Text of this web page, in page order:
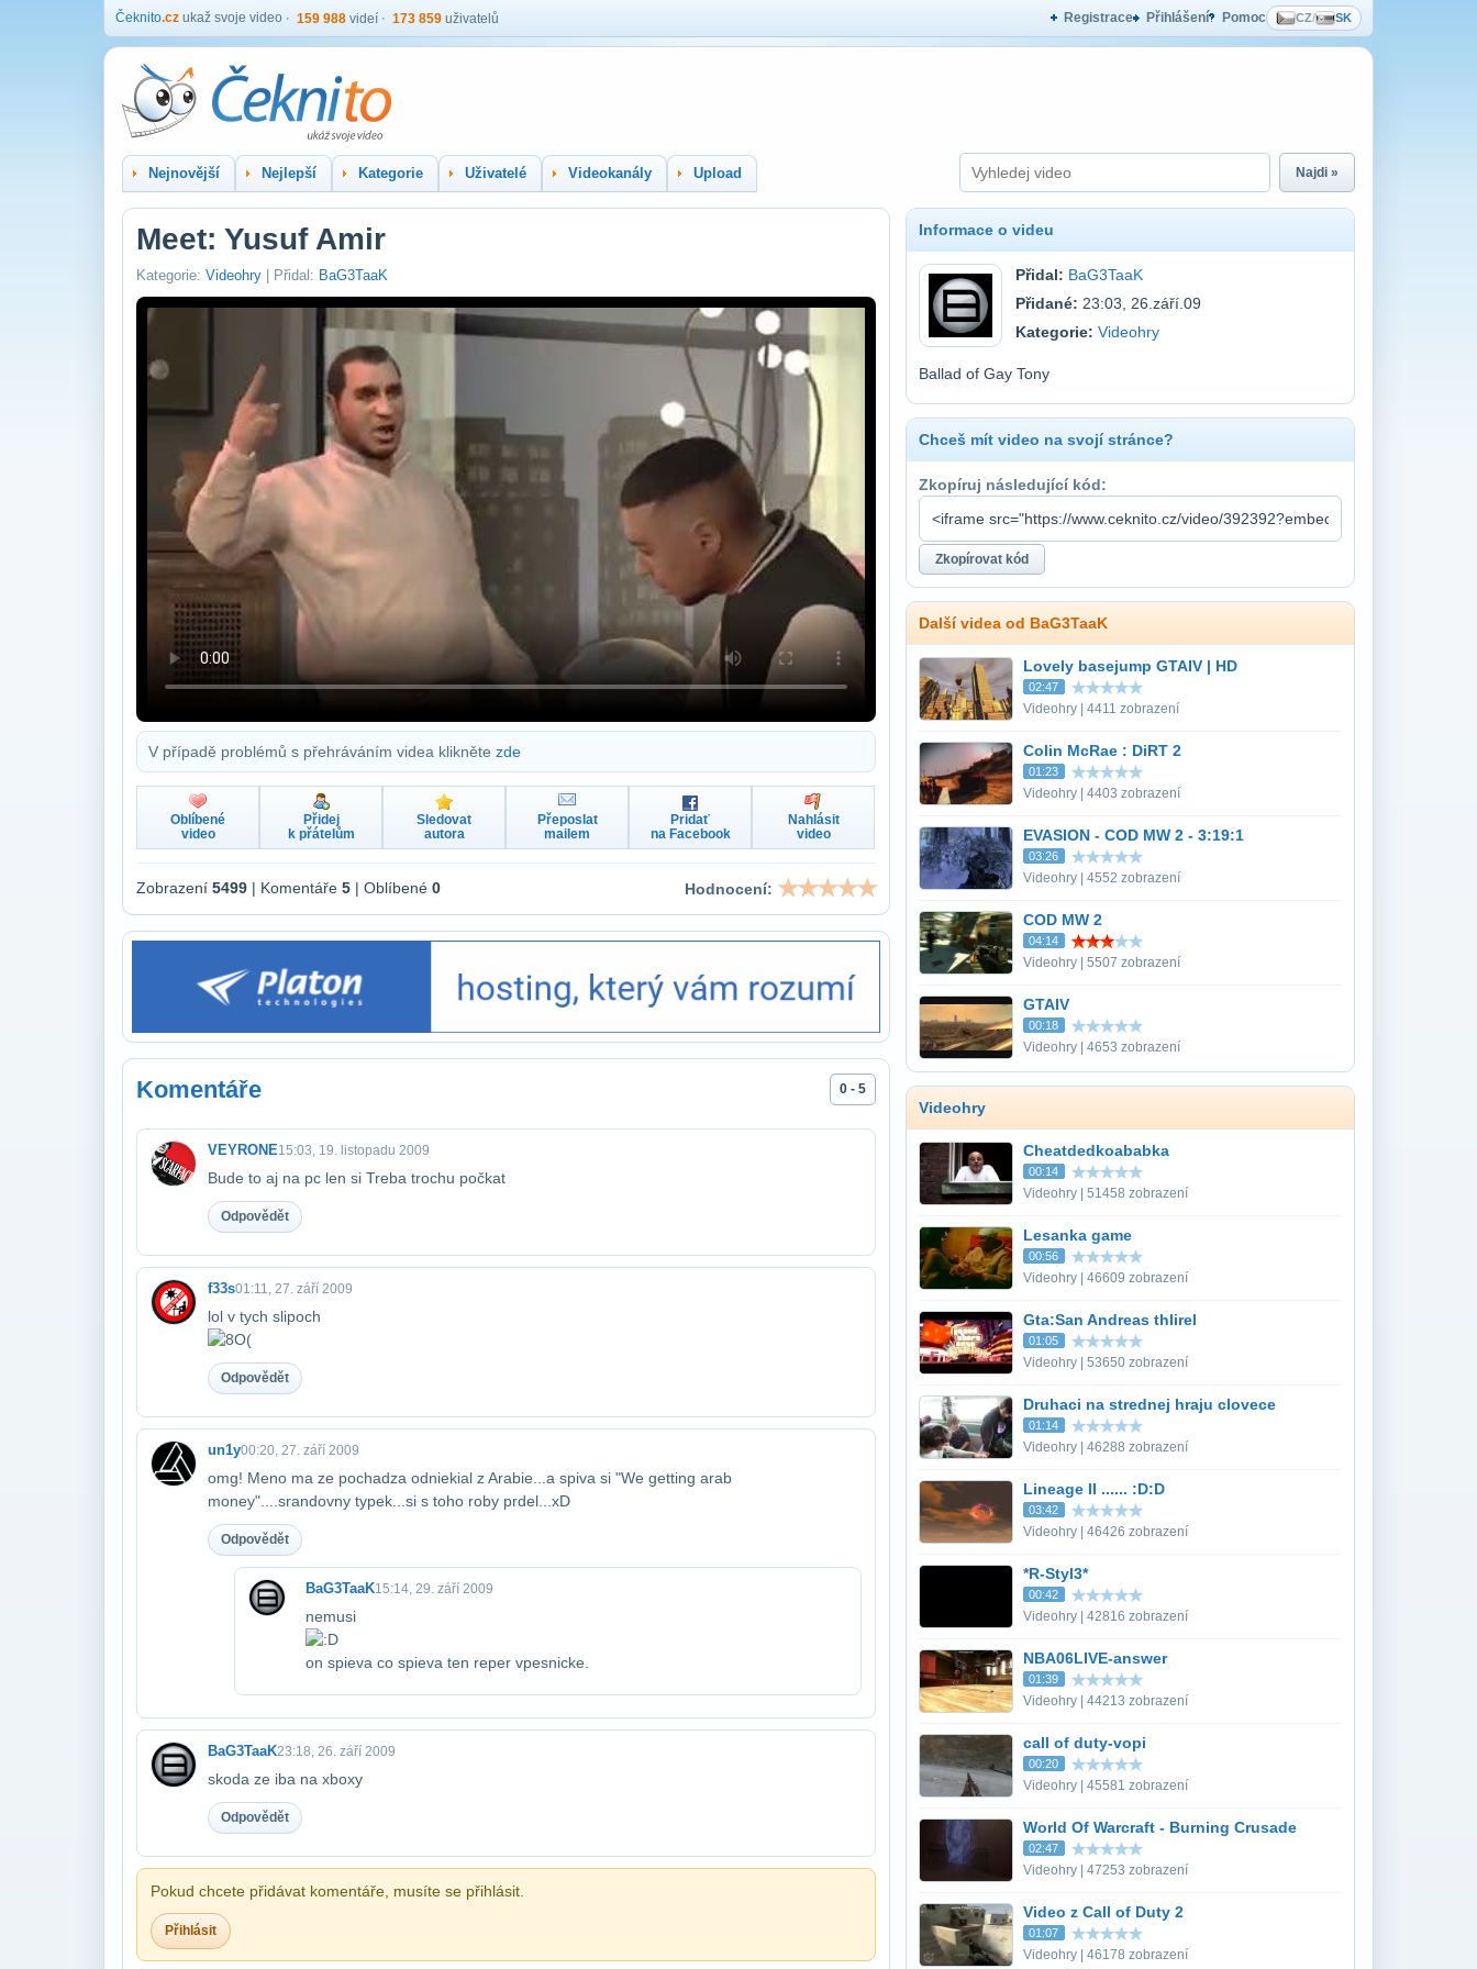
Čeknito.cz ukaž svoje video 159 988 videí 173 859 uživatelů Registrace Přihlášení Pomoc CZ/ SK
Nejnovější Nejlepší Kategorie Uživatelé Videokanály Upload Najdi »
Meet: Yusuf Amir
Kategorie: Videohry | Přidal: BaG3TaaK
V případě problémů s přehráváním videa klikněte zde
Oblíbené
video
Přidej
k přátelům
Sledovat
autora
Přeposlat
mailem
Pridať
na Facebook
Nahlásit
video
Zobrazení 5499 | Komentáře 5 | Oblíbené 0 Hodnocení:
Komentáře 0 - 5
VEYRONE15:03, 19. listopadu 2009
Bude to aj na pc len si Treba trochu počkat
Odpovědět
f33s01:11, 27. září 2009
lol v tych slipoch
Odpovědět
un1y00:20, 27. září 2009
omg! Meno ma ze pochadza odniekial z Arabie...a spiva si "We getting arab​
money"....srandovny typek...si s toho roby prdel...xD
Odpovědět
BaG3TaaK15:14, 29. září 2009
nemusi
on spieva co spieva ten reper v​pesnicke.
BaG3TaaK23:18, 26. září 2009
skoda ze iba na xboxy
Odpovědět
Pokud chcete přidávat komentáře, musíte se přihlásit.
Přihlásit
Informace o videu
Přidal: BaG3TaaK
Přidané: 23:03, 26.září.09
Kategorie: Videohry
Ballad of Gay Tony
Chceš mít video na svojí stránce?
Zkopíruj následující kód:
Další videa od BaG3TaaK
Lovely basejump GTAIV | HD
02:47
Videohry | 4411 zobrazení
Colin McRae : DiRT 2
01:23
Videohry | 4403 zobrazení
EVASION - COD MW 2 - 3:19:1
03:26
Videohry | 4552 zobrazení
COD MW 2
04:14
Videohry | 5507 zobrazení
GTAIV
00:18
Videohry | 4653 zobrazení
Videohry
Cheatdedkoababka
00:14
Videohry | 51458 zobrazení
Lesanka game
00:56
Videohry | 46609 zobrazení
Gta:San Andreas thlirel
01:05
Videohry | 53650 zobrazení
Druhaci na strednej hraju clovece
01:14
Videohry | 46288 zobrazení
Lineage II ...... :D:D
03:42
Videohry | 46426 zobrazení
*R-Styl3*
00:42
Videohry | 42816 zobrazení
NBA06LIVE-answer
01:39
Videohry | 44213 zobrazení
call of duty-vopi
00:20
Videohry | 45581 zobrazení
World Of Warcraft - Burning Crusade
02:47
Videohry | 47253 zobrazení
Video z Call of Duty 2
01:07
Videohry | 46178 zobrazení